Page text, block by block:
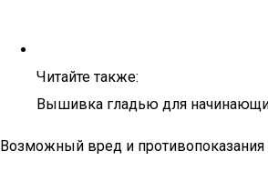
Читайте также:
Вышивка гладью для
Возможный вред и